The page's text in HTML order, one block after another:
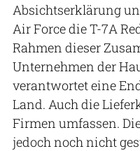
Absichtserklärung
Air Force die T-7A
Rahmen dieser
Unternehmen der
verantwortet eine
Land. Auch die
Firmen umfassen.
jedoch noch nicht